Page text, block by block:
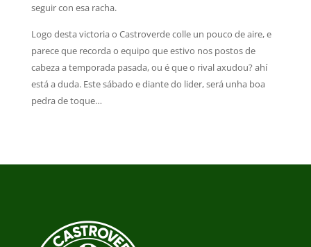
seguir con esa racha.
Logo desta victoria o Castroverde colle un pouco de aire, e
parece que recorda o equipo que estivo nos postos de
cabeza a temporada pasada, ou é que o rival axudou? ahí
está a duda. Este sábado e diante do lider, será unha boa
pedra de toque…